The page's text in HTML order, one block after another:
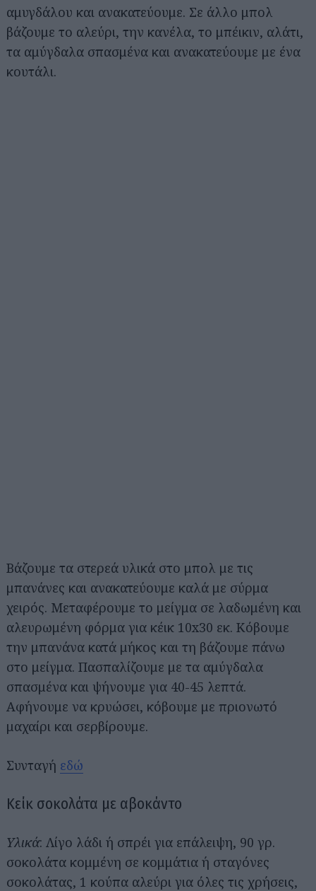
αμυγδάλου και ανακατεύουμε. Σε άλλο μπολ
βάζουμε το αλεύρι, την κανέλα, το μπέικιν, αλάτι,
τα αμύγδαλα σπασμένα και ανακατεύουμε με ένα
κουτάλι.
Βάζουμε τα στερεά υλικά στο μπολ με τις
μπανάνες και ανακατεύουμε καλά με σύρμα
χειρός. Μεταφέρουμε το μείγμα σε λαδωμένη και
αλευρωμένη φόρμα για κέικ 10x30 εκ. Κόβουμε
την μπανάνα κατά μήκος και τη βάζουμε πάνω
στο μείγμα. Πασπαλίζουμε με τα αμύγδαλα
σπασμένα και ψήνουμε για 40-45 λεπτά.
Αφήνουμε να κρυώσει, κόβουμε με πριονωτό
μαχαίρι και σερβίρουμε.
Συνταγή εδώ
Κείκ σοκολάτα με αβοκάντο
Υλικά: Λίγο λάδι ή σπρέι για επάλειψη, 90 γρ.
σοκολάτα κομμένη σε κομμάτια ή σταγόνες
σοκολάτας, 1 κούπα αλεύρι για όλες τις χρήσεις,